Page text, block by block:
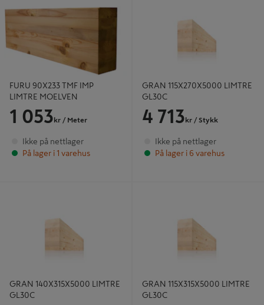
FURU 90X233 TMF IMP
LIMTRE MOELVEN
1 053 kr / Meter
Ikke på nettlager
På lager i 1 varehus
GRAN 115X270X5000 LIMTRE
GL30C
4 713 kr / Stykk
Ikke på nettlager
På lager i 6 varehus
GRAN 140X315X5000 LIMTRE
GL30C
GRAN 115X315X5000 LIMTRE
GL30C